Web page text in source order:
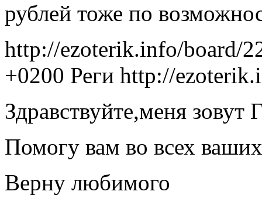
рублей тоже по
http://ezoterik.info/board/
+0200 Реги http://
Здравствуйте,меня зовут
Помогу вам во всех
Верну любимого